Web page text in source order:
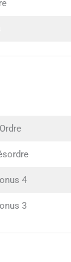
Ordre
4
3